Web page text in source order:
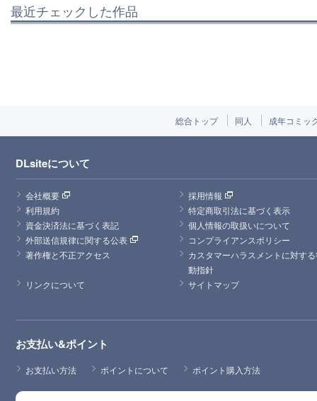
最近チェックした作品
総合トップ 同人 成年コミッ
DLsiteについて
会社概要
採用情報
利用規約
特定商取引法に基づく表示
資金決済法に基づく表記
個人情報の取扱いについて
外部送信規律に関する公表
コンプライアンスポリシー
著作権と不正アクセス
カスタマーハラスメントに対す
動指針
リンクについて
サイトマップ
お支払い&ポイント
お支払い方法 ポイントについて ポイント購入方法